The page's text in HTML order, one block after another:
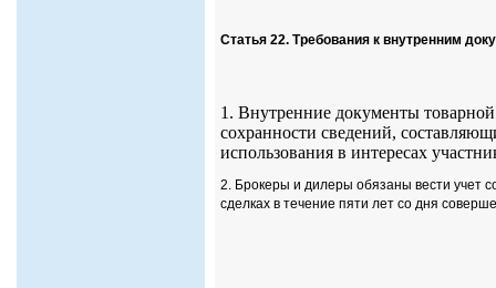
Статья 22. Требования к внутренним
1. Внутренние документы
сохранности сведений,
использования в интересах
2. Брокеры и дилеры обязаны вести учет
сделках в течение пяти лет со дня